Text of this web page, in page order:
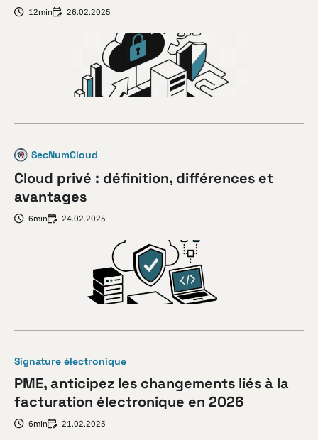
12min 26.02.2025
SecNumCloud
Cloud privé : définition, différences et
avantages
6min 24.02.2025
Signature électronique
PME, anticipez les changements liés à la
facturation électronique en 2026
6min 21.02.2025